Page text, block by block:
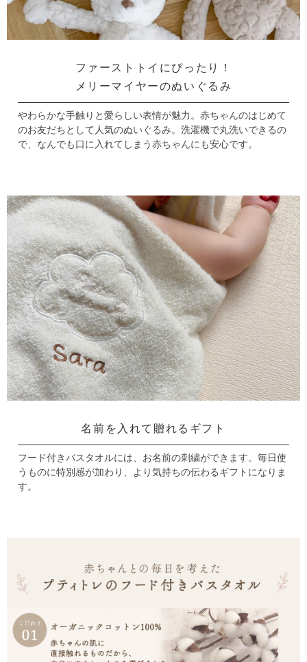
ファーストトイにぴったり！
メリーマイヤーのぬいぐるみ
やわらかな手触りと愛らしい表情が魅力。 赤ちゃんのはじめて
のお友だちとして人気のぬいぐるみ。 洗濯機で丸洗いできるの
で、なんでも口に入れてしまう赤ちゃんにも安心です。
名前を入れて贈れるギフト
フード付きバスタオルには、お名前の刺繍ができます。 毎日使
うものに特別感が加わり、より気持ちの伝わるギフトになりま
す。